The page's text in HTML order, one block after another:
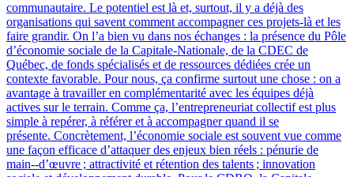
communautaire. Le potentiel est là et, surtout, il y a déjà des
organisations qui savent comment accompagner ces projets-là et les
faire grandir. On l’a bien vu dans nos échanges : la présence du Pôle
d’économie sociale de la Capitale-Nationale, de la CDEC de
Québec, de fonds spécialisés et de ressources dédiées crée un
contexte favorable. Pour nous, ça confirme surtout une chose : on a
avantage à travailler en complémentarité avec les équipes déjà
actives sur le terrain. Comme ça, l’entrepreneuriat collectif est plus
simple à repérer, à référer et à accompagner quand il se
présente. Concrètement, l’économie sociale est souvent vue comme
une façon efficace d’attaquer des enjeux bien réels : pénurie de
main‑-d’œuvre ; attractivité et rétention des talents ; innovation